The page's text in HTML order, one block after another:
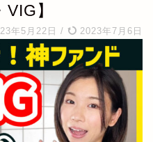
】
年5月22日 / 2023年7月6日